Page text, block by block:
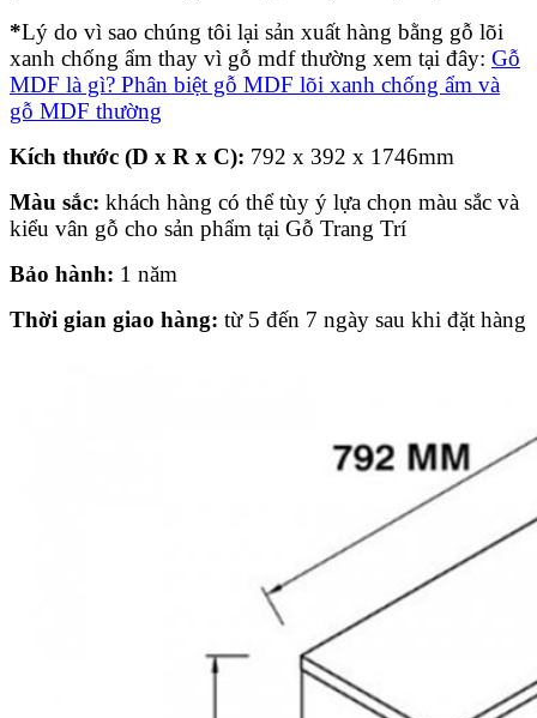
*Lý do vì sao chúng tôi lại sản xuất hàng bằng gỗ lõi
xanh chống ẩm thay vì gỗ mdf thường xem tại đây: Gỗ
MDF là gì? Phân biệt gỗ MDF lõi xanh chống ẩm và
gỗ MDF thường
Kích thước (D x R x C): 792 x 392 x 1746mm
Màu sắc: khách hàng có thể tùy ý lựa chọn màu sắc và
kiểu vân gỗ cho sản phẩm tại Gỗ Trang Trí
Bảo hành: 1 năm
Thời gian giao hàng: từ 5 đến 7 ngày sau khi đặt hàng